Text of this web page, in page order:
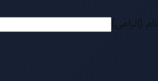
نام (الزامی)